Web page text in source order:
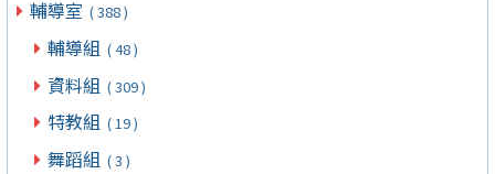
輔導室 ( 388 )
輔導組 ( 48 )
資料組 ( 309 )
特教組 ( 19 )
舞蹈組 ( 3 )